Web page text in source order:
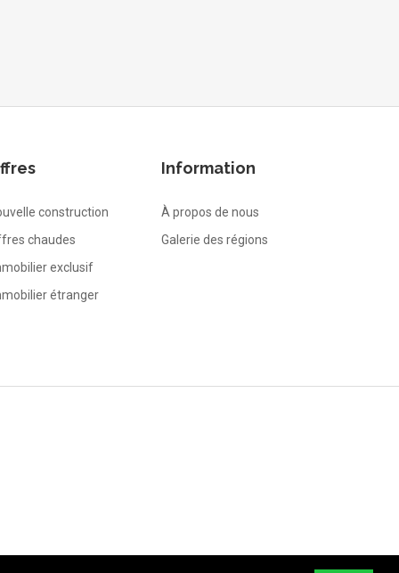
construction
chaudes
exclusif
étranger
Information
À propos de nous
Galerie des régions